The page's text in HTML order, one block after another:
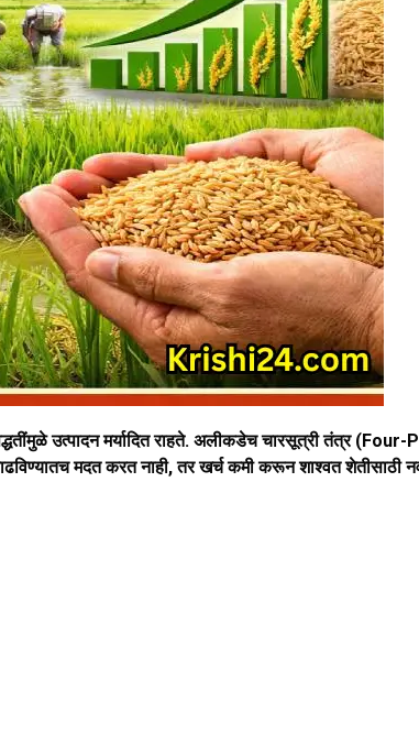
उत्पादन मर्यादित राहते. अलीकडेच चारसूत्री तंत्र
मदत करत नाही, तर खर्च कमी करून शाश्वत शेतीसाठी